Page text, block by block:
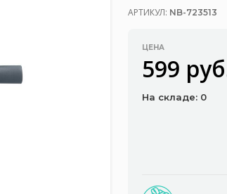
АРТИКУЛ: NB-723513
ЦЕНА
599
На складе: 0